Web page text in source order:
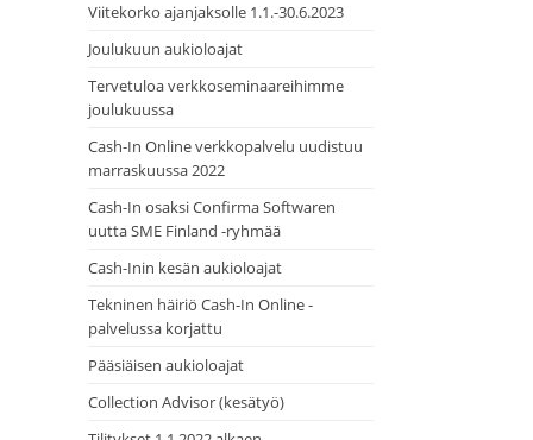
Viitekorko ajanjaksolle 1.1.-30.6.2023
Joulukuun aukioloajat
Tervetuloa verkkoseminaareihimme
joulukuussa
Cash-In Online verkkopalvelu uudistuu
marraskuussa 2022
Cash-In osaksi Confirma Softwaren
uutta SME Finland -ryhmää
Cash-Inin kesän aukioloajat
Tekninen häiriö Cash-In Online -
palvelussa korjattu
Pääsiäisen aukioloajat
Collection Advisor (kesätyö)